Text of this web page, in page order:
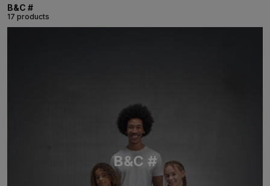
B&C #
17 products
B&C #